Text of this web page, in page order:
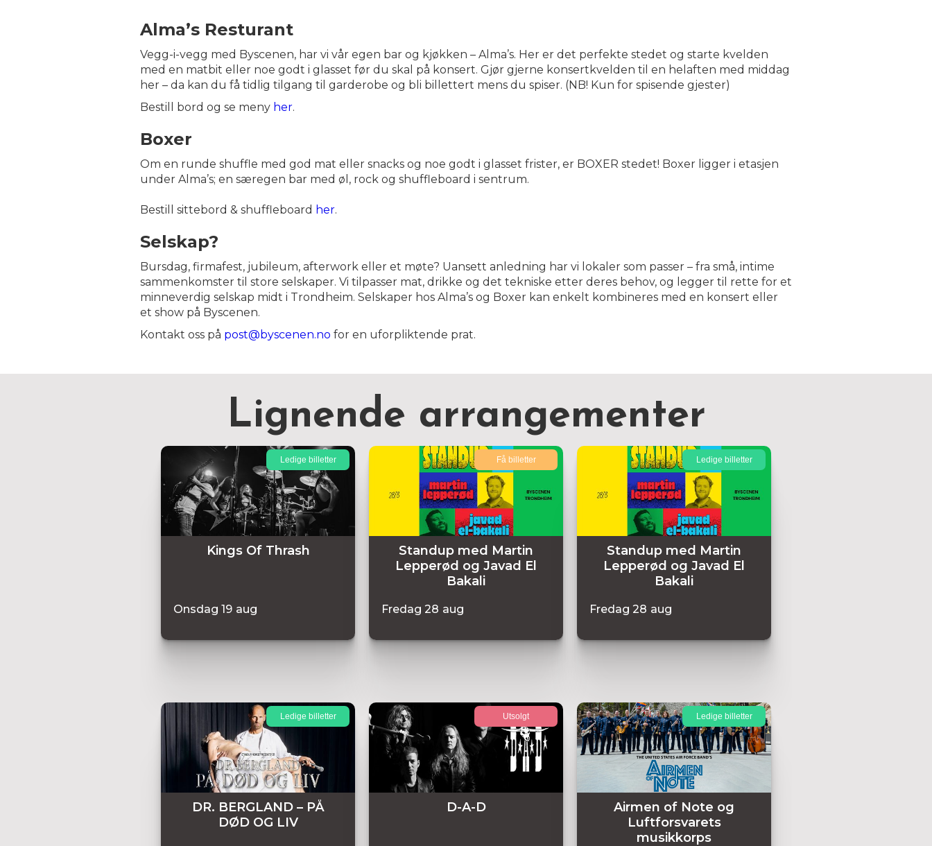
Alma’s Resturant
Vegg-i-vegg med Byscenen, har vi vår egen bar og kjøkken – Alma’s. Her er det perfekte stedet og starte kvelden
med en matbit eller noe godt i glasset før du skal på konsert. Gjør gjerne konsertkvelden til en helaften med middag
her – da kan du få tidlig tilgang til garderobe og bli billettert mens du spiser. (NB! Kun for spisende gjester)
Bestill bord og se meny her.
Boxer
Om en runde shuffle med god mat eller snacks og noe godt i glasset frister, er BOXER stedet! Boxer ligger i etasjen
under Alma’s; en særegen bar med øl, rock og shuffleboard i sentrum.
Bestill sittebord & shuffleboard her.
Selskap?
Bursdag, firmafest, jubileum, afterwork eller et møte? Uansett anledning har vi lokaler som passer – fra små, intime
sammenkomster til store selskaper. Vi tilpasser mat, drikke og det tekniske etter deres behov, og legger til rette for et
minneverdig selskap midt i Trondheim. Selskaper hos Alma’s og Boxer kan enkelt kombineres med en konsert eller
et show på Byscenen.
Kontakt oss på post@byscenen.no for en uforpliktende prat.
Lignende arrangementer
Kings Of Thrash
Onsdag 19 aug
Ledige billetter
Standup med Martin
Lepperød og Javad El
Bakali
Fredag 28 aug
Få billetter
Standup med Martin
Lepperød og Javad El
Bakali
Fredag 28 aug
Ledige billetter
DR. BERGLAND – PÅ
DØD OG LIV
Ledige billetter
D-A-D
Utsolgt
Airmen of Note og
Luftforsvarets
musikkorps
Ledige billetter